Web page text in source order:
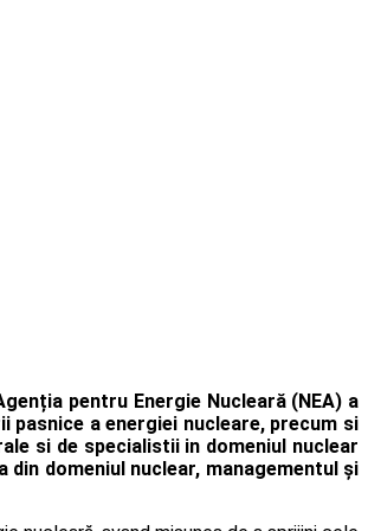
pentru Energie Nucleară (NEA) a
a energiei nucleare, precum si
si de specialistii in domeniul nuclear
domeniul nuclear, managementul și